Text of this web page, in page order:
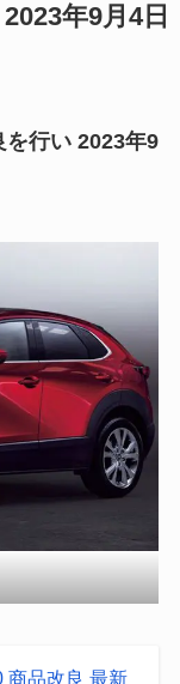
年9月4日
を行い 2023年9
商品改良 最新